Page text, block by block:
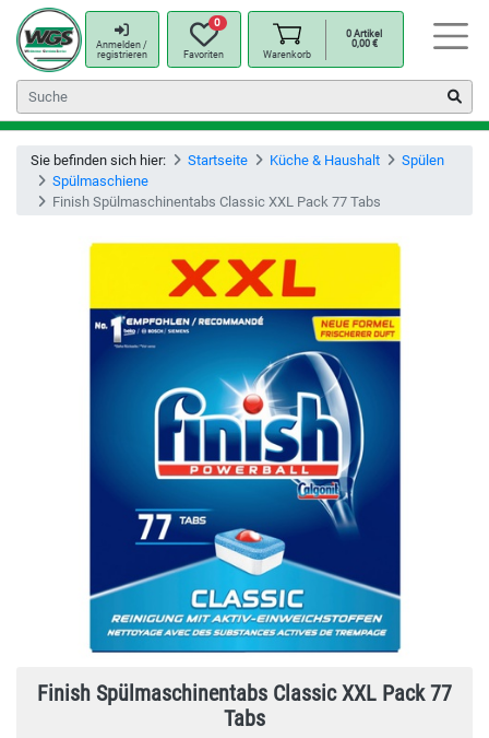
Anmelden /
registrieren
0
Favoriten Warenkorb
0Artikel
0,00 €
Sie befinden sich hier: Startseite Küche & Haushalt
Spülen
Spülmaschiene
Finish Spülmaschinentabs Classic XXL Pack 77 Tabs
Finish Spülmaschinentabs Classic XXL Pack 77
Tabs